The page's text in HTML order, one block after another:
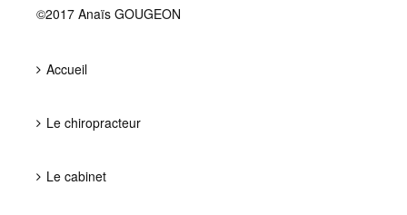
©2017 Anaïs GOUGEON
Accueil
Le chiropracteur
Le cabinet